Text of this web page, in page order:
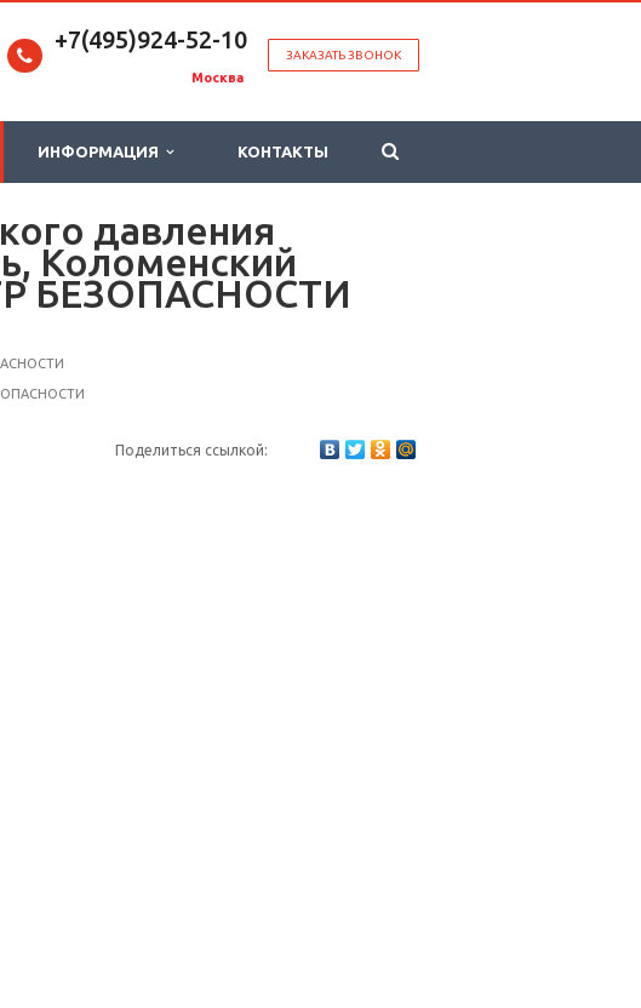
ЗАКАЗАТЬ ЗВОНОК
+7(495)924-52-10
Москва
ИНФОРМАЦИЯ КОНТАКТЫ
давления
Коломенский
БЕЗОПАСНОСТИ
Поделиться ссылкой: